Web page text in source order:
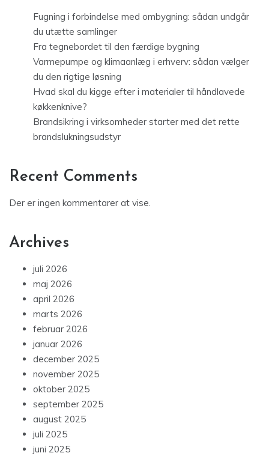
Fugning i forbindelse med ombygning: sådan undgår
du utætte samlinger
Fra tegnebordet til den færdige bygning
Varmepumpe og klimaanlæg i erhverv: sådan vælger
du den rigtige løsning
Hvad skal du kigge efter i materialer til håndlavede
køkkenknive?
Brandsikring i virksomheder starter med det rette
brandslukningsudstyr
Recent Comments
Der er ingen kommentarer at vise.
Archives
juli 2026
maj 2026
april 2026
marts 2026
februar 2026
januar 2026
december 2025
november 2025
oktober 2025
september 2025
august 2025
juli 2025
juni 2025